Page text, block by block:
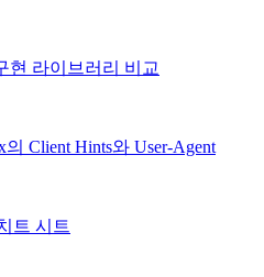
현 라이브러리 비교
의 Client Hints와 User-Agent
트 시트